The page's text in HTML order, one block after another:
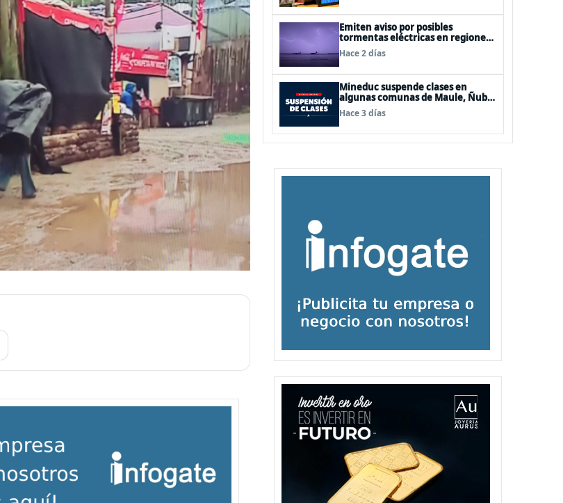
Emiten aviso por posibles
tormentas eléctricas en regiones
de Los Lagos y Aysén
Hace 2 días
Mineduc suspende clases en
algunas comunas de Maule, Ñuble
y La Araucanía para este lunes
Hace 3 días